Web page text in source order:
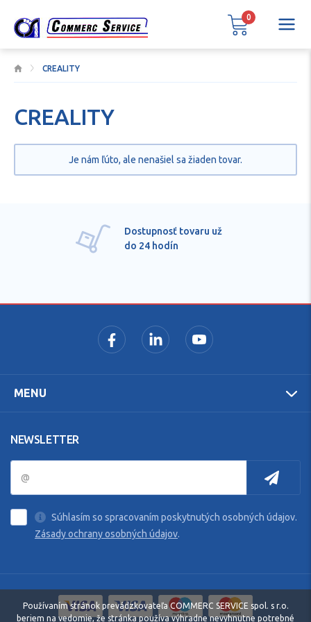
CREALITY
CREALITY
Je nám ľúto, ale nenašiel sa žiaden tovar.
Dostupnosť tovaru už
do 24 hodín
MENU
NEWSLETTER
Súhlasím so spracovaním poskytnutých osobných údajov.
Zásady ochrany osobných údajov.
0
Používaním stránok prevádzkovateľa COMMERC SERVICE spol. s r.o.
beriem na vedomie, že stránka používa výhradne nevyhnutne potrebné